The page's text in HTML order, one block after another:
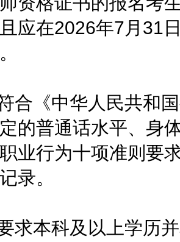
应在2026年7月31
《中华人民共和国
的普通话水平、身
业行为十项准则要
录。
本科及以上学历并